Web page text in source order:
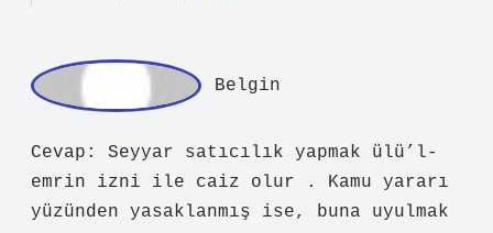
Kasım 19, 2025 Yanıtla